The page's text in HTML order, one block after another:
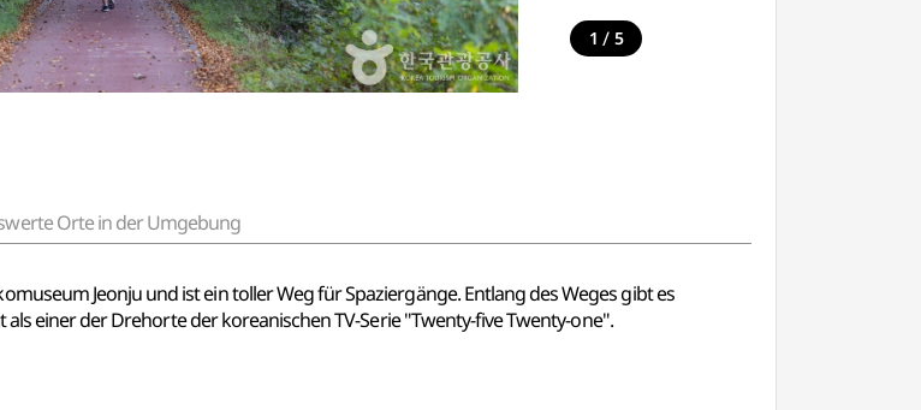
1 / 5
Orte in der Umgebung
Jeonju und ist ein toller Weg für Spaziergänge. Entlang des Weges gibt es
einer der Drehorte der koreanischen TV-Serie "Twenty-five Twenty-one".